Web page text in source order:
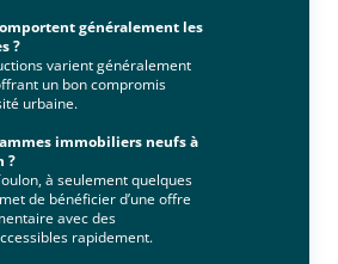
généralement les
?
varient généralement
un bon compromis
urbaine.
immobiliers neufs à
?
à seulement quelques
de bénéficier d’une offre
avec des
rapidement.